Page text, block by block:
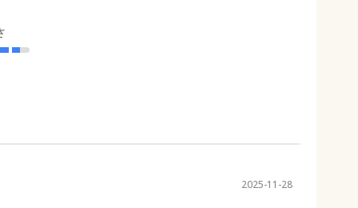
2025-11-28